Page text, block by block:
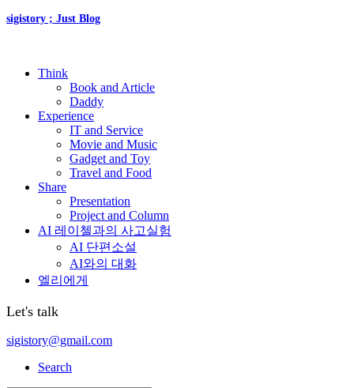
sigistory ; Just Blog
Think
Book and Article
Daddy
Experience
IT and Service
Movie and Music
Gadget and Toy
Travel and Food
Share
Presentation
Project and Column
AI 레이첼과의 사고실험
AI 단편소설
AI와의 대화
엘리에게
Let's talk
sigistory@gmail.com
Search